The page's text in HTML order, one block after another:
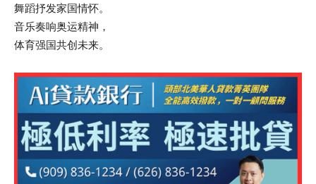
舞蹈抒发家国情怀。
音乐奏响奥运精神，
体育强国共创未来。